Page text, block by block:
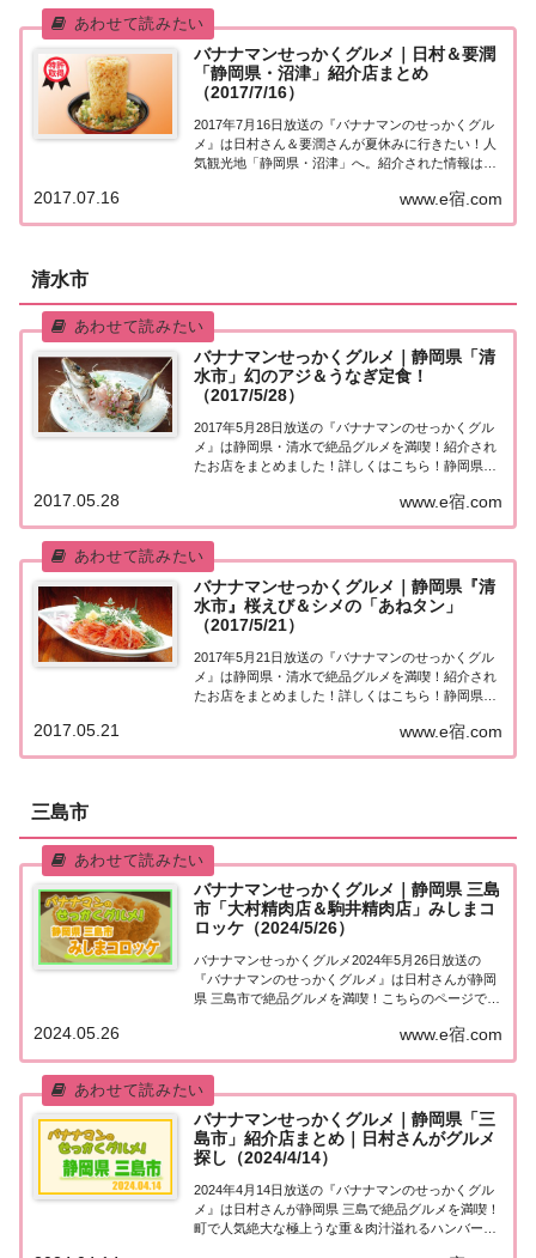
元...
バナナマンせっかくグルメ｜日村＆要潤
「静岡県・沼津」紹介店まとめ
（2017/7/16）
2017年7月16日放送の『バナナマンのせっかくグル
メ』は日村さん＆要潤さんが夏休みに行きたい！人
気観光地「静岡県・沼津」へ。紹介された情報はこ
べたほうがいいグルメは何ですか？」今日は静岡
県・沼津！日村さん＆要潤さんが地元の方にオス
www.e宿.com
2017.07.16
清水市
バナナマンせっかくグルメ｜静岡県「清
水市」幻のアジ＆うなぎ定食！
（2017/5/28）
2017年5月28日放送の『バナナマンのせっかくグル
メ』は静岡県・清水で絶品グルメを満喫！紹介され
たお店をまとめました！詳しくはこちら！静岡県・
グルメは何ですか？」日本全国でバナナマン日村さ
んが地元民オススメの絶品グルメを聞き込み＆食...
www.e宿.com
2017.05.28
バナナマンせっかくグルメ｜静岡県『清
水市』桜えび＆シメの「あねタン」
（2017/5/21）
2017年5月21日放送の『バナナマンのせっかくグル
メ』は静岡県・清水で絶品グルメを満喫！紹介され
たお店をまとめました！詳しくはこちら！静岡県・
グルメは何ですか？」日本全国でバナナマン日村さ
んが地元民オススメの絶品グルメを聞き込み＆食...
www.e宿.com
2017.05.21
三島市
バナナマンせっかくグルメ｜静岡県 三島
市「大村精肉店＆駒井精肉店」みしまコ
ロッケ（2024/5/26）
バナナマンせっかくグルメ2024年5月26日放送の
『バナナマンのせっかくグルメ』は日村さんが静岡
県 三島市で絶品グルメを満喫！こちらのページでは
についてまとめました。詳しくはこちら！静岡県 三
www.e宿.com
2024.05.26
バナナマンせっかくグルメ｜静岡県「三
島市」紹介店まとめ｜日村さんがグルメ
探し（2024/4/14）
2024年4月14日放送の『バナナマンのせっかくグル
メ』は日村さんが静岡県 三島で絶品グルメを満喫！
町で人気絶大な極上うな重＆肉汁溢れるハンバーグ